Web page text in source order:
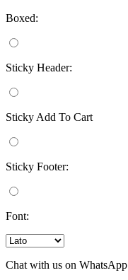
Boxed:
Sticky Header:
Sticky Add To Cart
Sticky Footer:
Font:
Chat with us on WhatsApp